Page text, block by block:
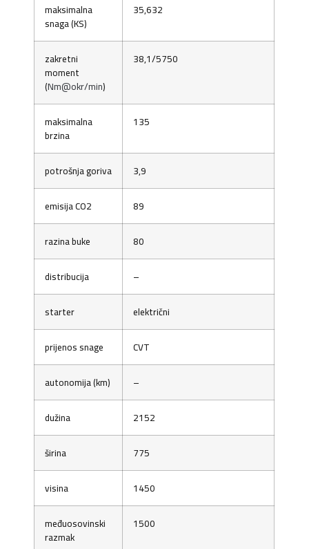
maksimalna
snaga (KS)
35,632
zakretni
moment
(Nm@okr/min)
38,1/5750
maksimalna
brzina
135
potrošnja goriva
3,9
emisija CO2
89
razina buke
80
distribucija
–
starter
električni
prijenos snage
CVT
autonomija (km)
–
dužina
2152
širina
775
visina
1450
međuosovinski
razmak
1500